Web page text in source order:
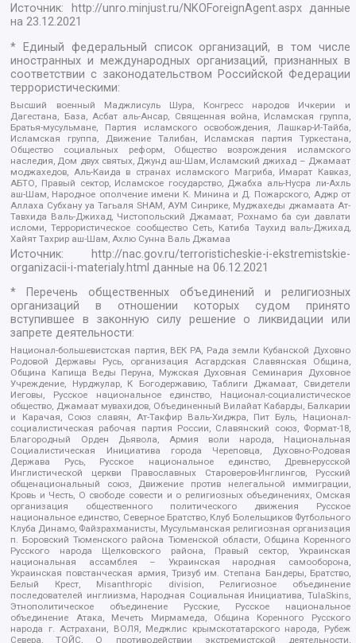
Источник: http://unro.minjust.ru/NKOForeignAgent.aspxданные
на23.12.2021
* Единый федеральный список организаций, в том числе
иностранных и международных организаций, признанных в
соответствии с законодательством Российской Федерации
террористическими:
Высший военный Маджлисуль Шура, Конгресс народов Ичкерии и
Дагестана, База, Асбат аль-Ансар, Священная война, Исламская группа,
Братья-мусульмане, Партия исламского освобождения, Лашкар-И-Тайба,
Исламская группа, Движение Талибан, Исламская партия Туркестана,
Общество социальных реформ, Общество возрождения исламского
наследия, Дом двух святых, Джунд аш-Шам, Исламский джихад – Джамаат
моджахедов, Аль-Каида в странах исламского Магриба, Имарат Кавказ,
АБТО, Правый сектор, Исламское государство, Джабха аль-Нусра ли-Ахль
аш-Шам, Народное ополчение имени К. Минина и Д. Пожарского, Аджр от
Аллаха Субхану уа Тагьаля SHAM, АУМ Синрике, Муджахеды джамаата Ат-
Тавхида Валь-Джихад, Чистопольский Джамаат, Рохнамо ба суи давлати
исломи, Террористическое сообщество Сеть, Катиба Таухид валь-Джихад,
Хайят Тахрир аш-Шам, Ахлю Сунна Валь Джамаа
Источник:
http://nac.gov.ru/terroristicheskie-i-ekstremistskie-
organizacii-i-materialy.html данные на06.12.2021
* Перечень общественных объединений и религиозных
организаций в отношении которых судом принято
вступившее в законную силу решение о ликвидации или
запрете деятельности:
Национал-большевистская партия, ВЕК РА, Рада земли Кубанской Духовно
Родовой Державы Русь, организация Асгардская Славянская Община,
Община Капища Веды Перуна, Мужская Духовная Семинария Духовное
Учреждение, Нурджулар, К Богодержавию, Таблиги Джамаат, Свидетели
Иеговы, Русское национальное единство, Национал-социалистическое
общество, Джамаат мувахидов, Объединенный Вилайат Кабарды, Балкарии
и Карачая, Союз славян, Ат-Такфир Валь-Хиджра, Пит Буль, Национал-
социалистическая рабочая партия России, Славянский союз, Формат-18,
Благородный Орден Дьявола, Армия воли народа, Национальная
Социалистическая Инициатива города Череповца, Духовно-Родовая
Держава Русь, Русское национальное единство, Древнерусской
Инглистической церкви Православных Староверов-Инглингов, Русский
общенациональный союз, Движение против нелегальной иммиграции,
Кровь и Честь, О свободе совести и о религиозных объединениях, Омская
организация общественного политического движения Русское
национальное единство, Северное Братство, Клуб Болельщиков Футбольного
Клуба Динамо, Файзрахманисты, Мусульманская религиозная организация
п. Боровский Тюменского района Тюменской области, Община Коренного
Русского народа Щелковского района, Правый сектор, Украинская
национальная ассамблея – Украинская народная самооборона,
Украинская повстанческая армия, Тризуб им. Степана Бандеры, Братство,
Белый Крест, Misanthropic division, Религиозное объединение
последователей инглиизма, Народная Социальная Инициатива, TulaSkins,
Этнополитическое объединение Русские, Русское национальное
объединение Атака, Мечеть Мирмамеда, Община Коренного Русского
народа г. Астрахани, ВОЛЯ, Меджлис крымскотатарского народа, Рубеж
Севера, ТОЙС, О противодействии экстремистской деятельности,